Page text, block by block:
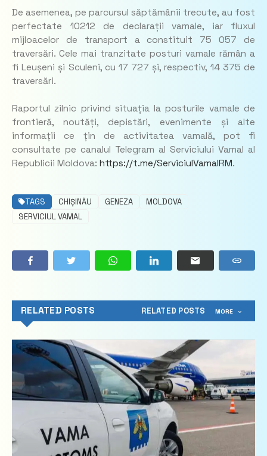
De asemenea, pe parcursul săptămânii trecute, au fost
perfectate 10212 de declarații vamale, iar fluxul
mijloacelor de transport a constituit 75 057 de
traversări. Cele mai tranzitate posturi vamale rămân a
fi Leușeni și Sculeni, cu 17 727 și, respectiv, 14 375 de
traversări.
Raportul zilnic privind situația la posturile vamale de
frontieră, noutăți, depistări, evenimente și alte
informații ce țin de activitatea vamală, pot fi
consultate pe canalul Telegram al Serviciului Vamal al
Republicii Moldova: https://t.me/ServiciulVamalRM.
TAGS CHIȘINĂU GENEZA
MOLDOVA
SERVICIUL VAMAL
RELATED POSTS RELATED POSTS MORE